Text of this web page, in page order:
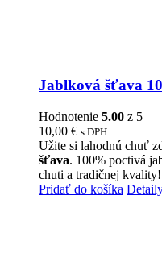
Jablková šťava
Hodnotenie 5.00 z 5
10,00 € s DPH
Užite si lahodnú chuť
šťava. 100% poctivá
chuti a tradičnej kvality!
Pridať do košíka